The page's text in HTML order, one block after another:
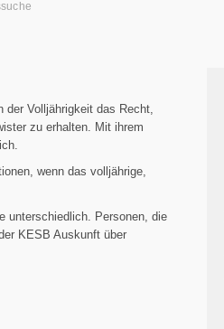
Volljährigkeit das Recht,
zu erhalten. Mit ihrem
wenn das volljährige,
unterschiedlich. Personen, die
KESB Auskunft über